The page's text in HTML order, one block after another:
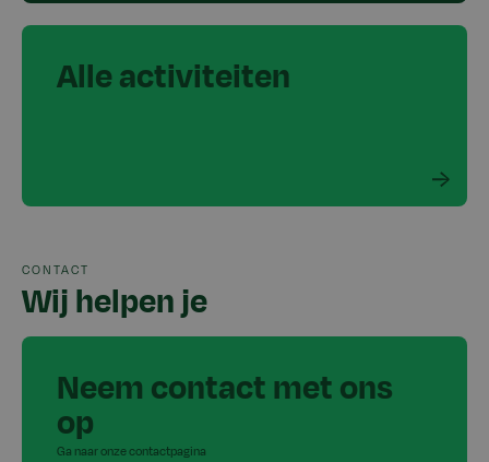
Alle activiteiten
CONTACT
Wij helpen je
Neem contact met ons
op
Ga naar onze contactpagina